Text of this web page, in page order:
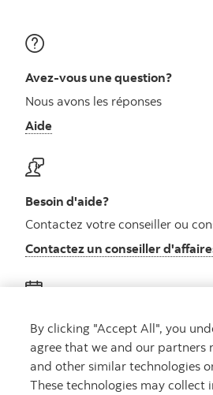
Avez-vous une question?
Nous avons les réponses
Aide
Besoin d'aide?
Contactez votre conseiller ou
Contactez un conseiller
Obtenez des conseils
Rencontrez un conseiller
Prenez rendez-vous
By clicking "Accept All", you
agree that we and our partners
and other similar technologies
These technologies may collect